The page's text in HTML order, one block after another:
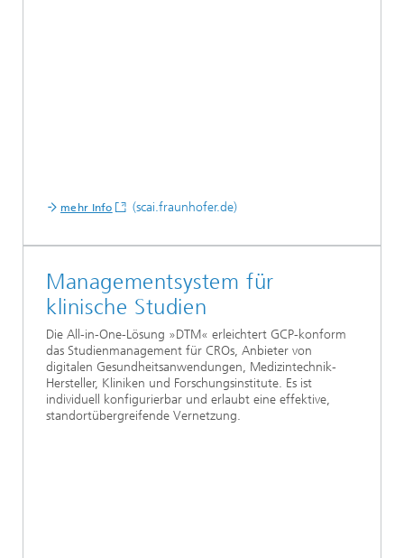
mehr Info (scai.fraunhofer.de)
Managementsystem für
klinische Studien
Die All-in-One-Lösung »DTM« erleichtert GCP-konform
das Studienmanagement für CROs, Anbieter von
digitalen Gesundheitsanwendungen, Medizintechnik-
Hersteller, Kliniken und Forschungsinstitute. Es ist
individuell konfigurierbar und erlaubt eine effektive,
standortübergreifende Vernetzung.